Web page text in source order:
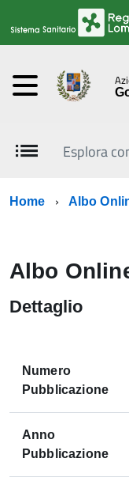
Esplora
Home Albo
Albo
Dettaglio
Numero
Pubblicazione
Anno
Pubblicazione